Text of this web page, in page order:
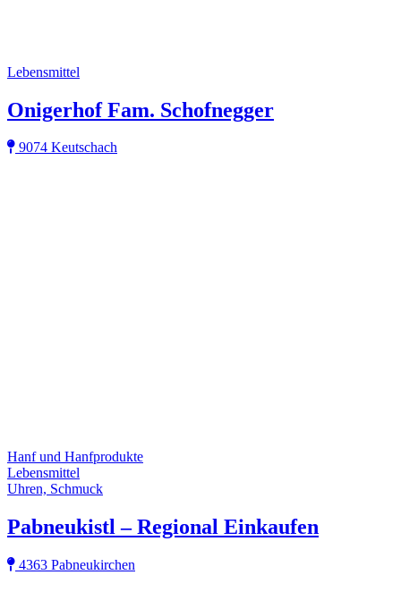
Lebensmittel
Onigerhof Fam. Schofnegger
9074 Keutschach
Hanf und Hanfprodukte
Lebensmittel
Uhren, Schmuck
Pabneukistl – Regional Einkaufen
4363 Pabneukirchen